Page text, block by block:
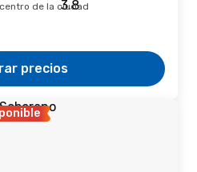
de la ciudad
precios